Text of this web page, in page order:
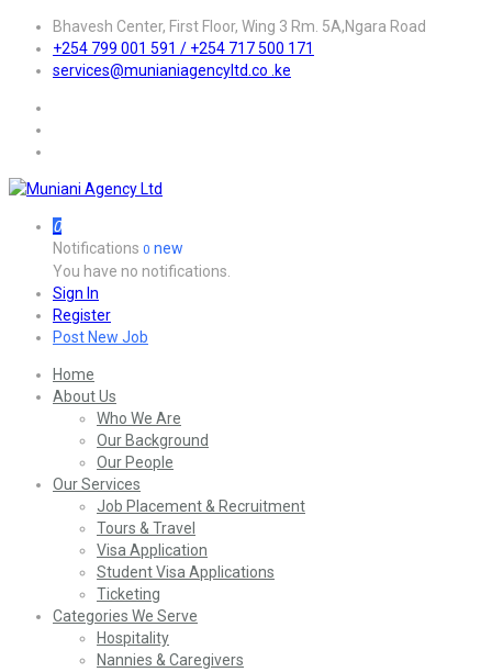
Bhavesh Center, First Floor, Wing 3 Rm. 5A,Ngara Road
+254 799 001 591 / +254 717 500 171
services@munianiagencyltd.co .ke
0
Notifications 0 new
You have no notifications.
Sign In
Register
Post New Job
Home
About Us
Who We Are
Our Background
Our People
Our Services
Job Placement & Recruitment
Tours & Travel
Visa Application
Student Visa Applications
Ticketing
Categories We Serve
Hospitality
Nannies & Caregivers